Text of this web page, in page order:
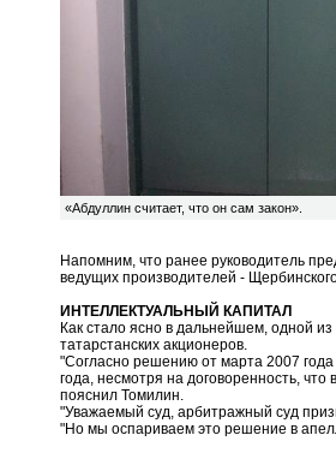
«Абдуллин считает, что он сам закон».
Напомним, что ранее руководитель
ведущих производителей -
ИНТЕЛЛЕКТУАЛЬНЫЙ КАПИТАЛ
Как стало ясно в дальнейшем, одной
татарстанских акционеров.
"Согласно решению от марта 2007
года, несмотря на договоренность,
пояснил Томилин.
"Уважаемый суд, арбитражный суд
"Но мы оспариваем это решение в